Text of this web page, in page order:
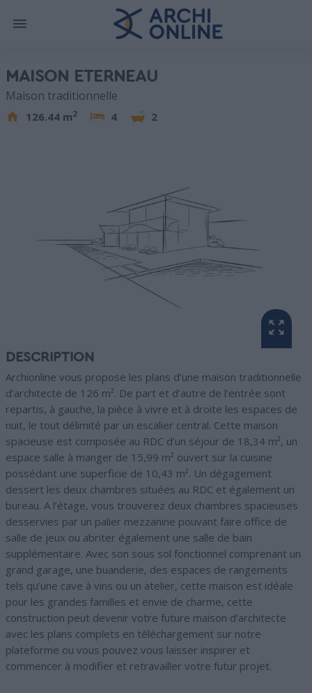
MAISON ETERNEAU
Maison traditionnelle
126.44 m2 4 2
DESCRIPTION
Archionline vous propose les plans d’une maison traditionnelle
d’architecte de 126 m². De part et d’autre de l’entrée sont
repartis, à gauche, la pièce à vivre et à droite les espaces de
nuit, le tout délimité par un escalier central. Cette maison
spacieuse est composée au RDC d’un séjour de 18,34 m², un
espace salle à manger de 15,99 m² ouvert sur la cuisine
possédant une superficie de 10,43 m². Un dégagement
dessert les deux chambres situées au RDC et également un
bureau. A l’étage, vous trouverez deux chambres spacieuses
desservies par un palier mezzanine pouvant faire office de
salle de jeux ou abriter également une salle de bain
supplémentaire. Avec son sous sol fonctionnel comprenant un
grand garage, une buanderie, des espaces de rangements
tels qu’une cave à vins ou un atelier, cette maison est idéale
pour les grandes familles et envie de charme, cette
construction peut devenir votre future maison d’architecte
avec les plans complets en téléchargement sur notre
plateforme ou vous pouvez vous laisser inspirer et
commencer à modifier et retravailler votre futur projet.